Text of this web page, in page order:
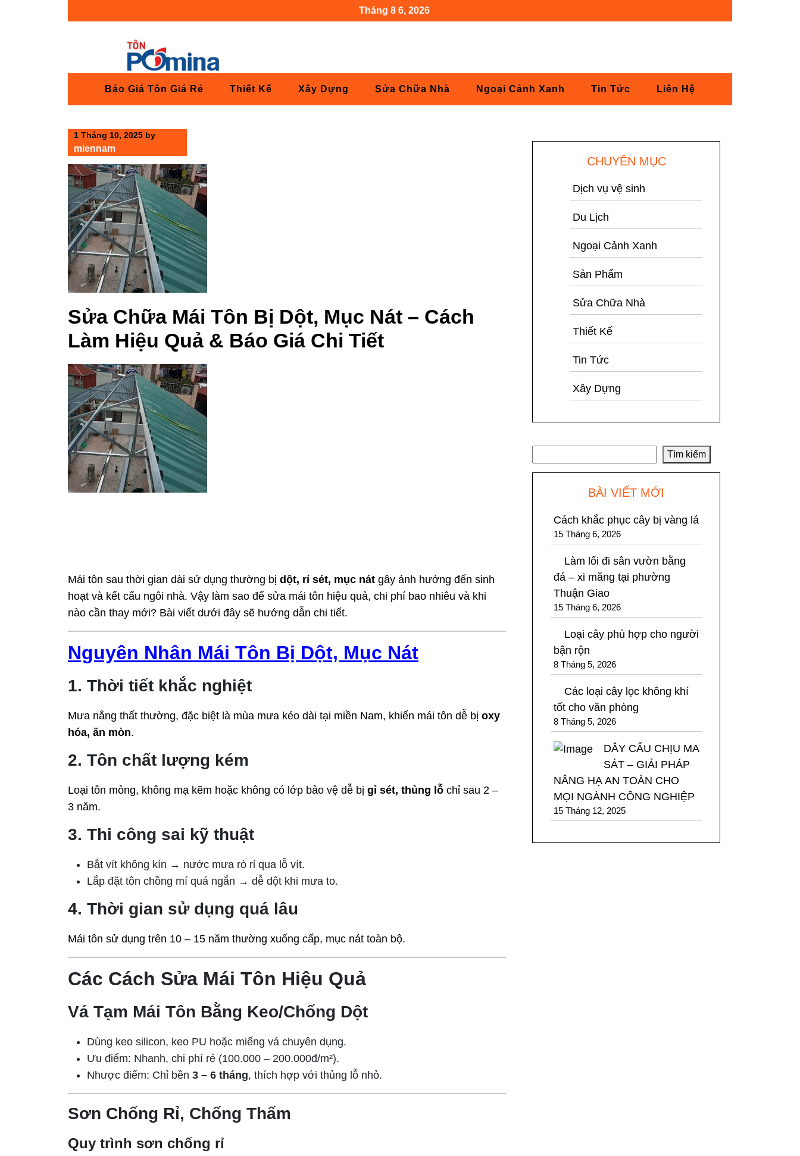
Tháng 8 6, 2026
Báo Giá Tôn Giá Rẻ Thiết Kế Xây Dựng Sửa Chữa Nhà Ngoại Cảnh Xanh Tin Tức Liên Hệ
1 Tháng 10, 2025 by
miennam
Sửa Chữa Mái Tôn Bị Dột, Mục Nát – Cách
Làm Hiệu Quả & Báo Giá Chi Tiết
Mái tôn sau thời gian dài sử dụng thường bị dột, rỉ sét, mục nát gây ảnh hưởng đến sinh
hoạt và kết cấu ngôi nhà. Vậy làm sao để sửa mái tôn hiệu quả, chi phí bao nhiêu và khi
nào cần thay mới? Bài viết dưới đây sẽ hướng dẫn chi tiết.
Nguyên Nhân Mái Tôn Bị Dột, Mục Nát
1. Thời tiết khắc nghiệt
Mưa nắng thất thường, đặc biệt là mùa mưa kéo dài tại miền Nam, khiến mái tôn dễ bị oxy
hóa, ăn mòn.
2. Tôn chất lượng kém
Loại tôn mỏng, không mạ kẽm hoặc không có lớp bảo vệ dễ bị gỉ sét, thủng lỗ chỉ sau 2 –
3 năm.
3. Thi công sai kỹ thuật
Bắt vít không kín → nước mưa rò rỉ qua lỗ vít.
Lắp đặt tôn chồng mí quá ngắn → dễ dột khi mưa to.
4. Thời gian sử dụng quá lâu
Mái tôn sử dụng trên 10 – 15 năm thường xuống cấp, mục nát toàn bộ.
Các Cách Sửa Mái Tôn Hiệu Quả
Vá Tạm Mái Tôn Bằng Keo/Chống Dột
Dùng keo silicon, keo PU hoặc miếng vá chuyên dụng.
Ưu điểm: Nhanh, chi phí rẻ (100.000 – 200.000đ/m²).
Nhược điểm: Chỉ bền 3 – 6 tháng, thích hợp với thủng lỗ nhỏ.
Sơn Chống Rỉ, Chống Thấm
Quy trình sơn chống rỉ
CHUYÊN MỤC
Dịch vụ vệ sinh
Du Lịch
Ngoại Cảnh Xanh
Sản Phẩm
Sửa Chữa Nhà
Thiết Kế
Tin Tức
Xây Dựng
Tìm kiếm
BÀI VIẾT MỚI
Cách khắc phục cây bị vàng lá
15 Tháng 6, 2026
Làm lối đi sân vườn bằng
đá – xi măng tại phường
Thuận Giao
15 Tháng 6, 2026
Loại cây phù hợp cho người
bận rộn
8 Tháng 5, 2026
Các loại cây lọc không khí
tốt cho văn phòng
8 Tháng 5, 2026
DÂY CẨU CHỊU MA
SÁT – GIẢI PHÁP
NÂNG HẠ AN TOÀN CHO
MỌI NGÀNH CÔNG NGHIỆP
15 Tháng 12, 2025